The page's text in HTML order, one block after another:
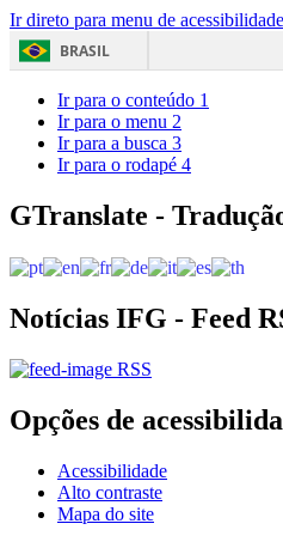
Ir direto para menu de
BRASIL
Ir para o conteúdo 1
Ir para o menu 2
Ir para a busca 3
Ir para o rodapé 4
GTranslate -
Notícias IFG - Feed
RSS
Opções de
Acessibilidade
Alto contraste
Mapa do site